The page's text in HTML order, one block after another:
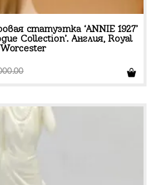
статуэтка ‘ANNIE 1927’
Collection’. Англия, Royal
Worcester
443.00.